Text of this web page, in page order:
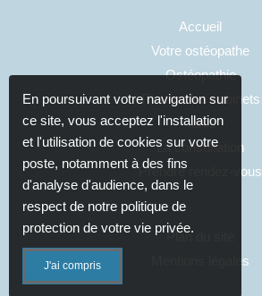
Accueil
Votre ostéopathe
Ostéopathie
Photos des cabinets
Tarifs
La consultation
Prendre rendez-vous
Plan du site
Mentions légales
En poursuivant votre navigation sur
ce site, vous acceptez l'installation
et l'utilisation de cookies sur votre
poste, notamment à des fins
d'analyse d'audience, dans le
respect de notre politique de
protection de votre vie privée.
J'ai compris